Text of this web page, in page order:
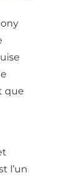
que
l’un